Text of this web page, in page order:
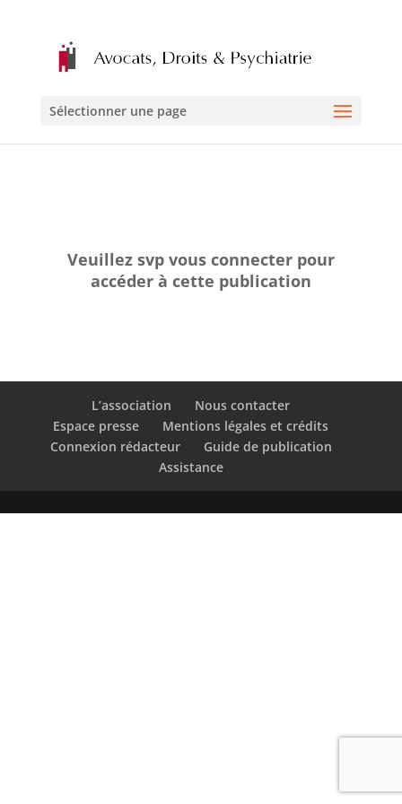
Sélectionner une page
Veuillez svp vous connecter pour
accéder à cette publication
L’association
Nous contacter
Espace presse
Mentions légales et crédits
Connexion rédacteur
Guide de publication
Assistance